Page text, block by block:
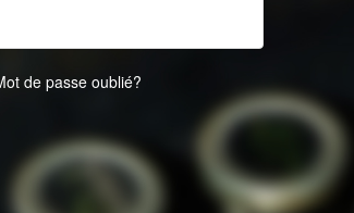
de passe oublié?